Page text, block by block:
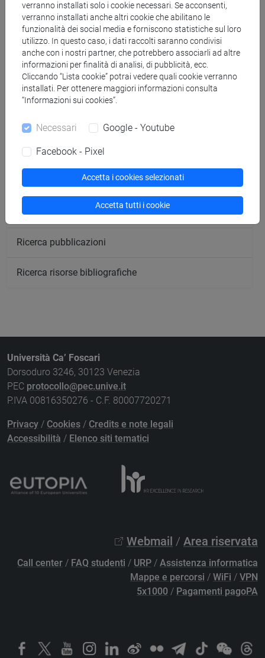
segui il feed
Cerca nel sito
Ricerca persone
Ricerca insegnamenti
Ricerca aule
Ricerca sedi
Ricerca strutture
Ricerca pubblicazioni
Ricerca risorse bibliografiche
Università Ca’ Foscari
Dorsoduro 3246, 30123 Venezia
PEC protocollo@pec.unive.it
P.IVA 00816350276 - C.F. 80007720271
Privacy / Cookies / Credits e note legali
Accessibilità / Elenco siti tematici
Webmail / Area riservata
Call center / FAQ studenti / URP / Assistenza informatica
Mappe e percorsi / WiFi / VPN
5x1000 / Pagamenti pagoPA
verranno installati solo i cookie necessari. Se acconsenti,
verranno installati anche altri cookie che abilitano le
funzionalità dei social media e forniscono statistiche sul loro
utilizzo. In questo caso, i dati raccolti saranno condivisi
anche con i nostri partner, che potrebbero associarli ad altre
informazioni per finalità di analisi, di pubblicità, ecc.
Cliccando “Lista cookie” potrai vedere quali cookie verranno
installati. Per ottenere maggiori informazioni consulta
“Informazioni sui cookies”.
Necessari Google - Youtube
Facebook - Pixel
Accetta i cookies selezionati
Accetta tutti i cookie